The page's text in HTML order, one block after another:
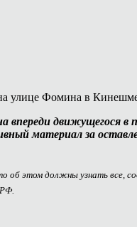
улице Фомина в
движущегося
материал за
об этом должны узнать все,